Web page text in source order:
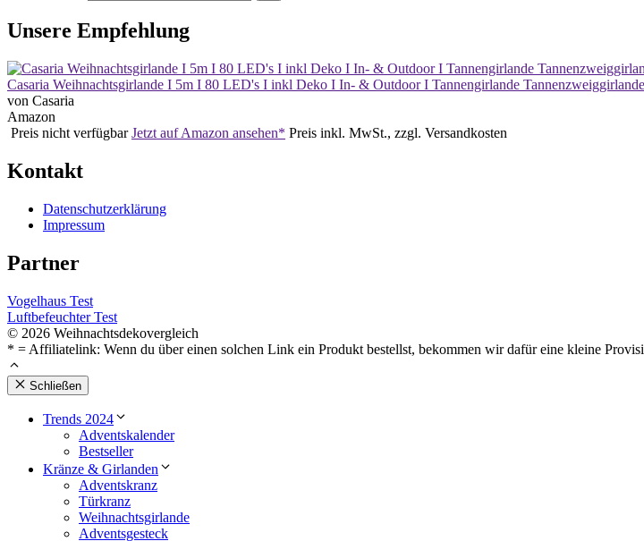
Unsere Empfehlung
Casaria Weihnachtsgirlande I 5m I 80 LED's I inkl Deko I In- & Outdoor I Tannengirlande
von Casaria
Amazon
Preis nicht verfügbar Jetzt auf Amazon ansehen* Preis inkl. MwSt., zzgl. Versandkosten
Kontakt
Datenschutzerklärung
Impressum
Partner
Vogelhaus Test
Luftbefeuchter Test
© 2026 Weihnachtsdekovergleich
* = Affiliatelink: Wenn du über einen solchen Link ein Produkt bestellst, bekommen wir dafür eine kleine
Schließen
Trends 2024
Adventskalender
Bestseller
Kränze & Girlanden
Adventskranz
Türkranz
Weihnachtsgirlande
Adventsgesteck